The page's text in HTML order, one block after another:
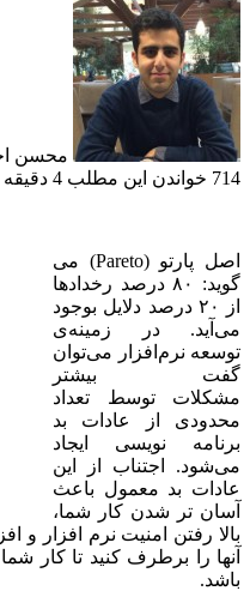
محسن
714 خواندن این مطلب 4 دقیقه زمان می‎برد
اصل پارتو (‌Pareto‌‌‌‌‌‌) می
گوید: ۸۰ درصد رخدادها
از ۲۰ درصد دلایل بوجود
می‌آید. در زمینه‌ی
توسعه نرم‌افزار می‌توان
گفت بیشتر
مشکلات توسط تعداد
محدودی از عادات بد
برنامه نویسی ایجاد
می‌شود. اجتناب از این
عادات بد معمول باعث
آسان تر شدن کار شما،
بالا رفتن امنیت نرم افزار
آنها را بر‌طرف کنید تا کار
باشد.